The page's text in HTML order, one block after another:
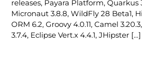
releases, Payara Platform, Quarkus
Micronaut 3.8.8, WildFly 28 Beta1,
ORM 6.2, Groovy 4.0.11, Camel
3.7.4, Eclipse Vert.x 4.4.1, JHipster […]